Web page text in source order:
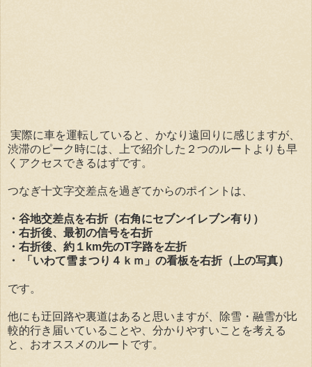
実際に車を運転していると、かなり遠回りに感じますが、
渋滞のピーク時には、上で紹介した２つのルートよりも早
くアクセスできるはずです。
つなぎ十文字交差点を過ぎてからのポイントは、
・谷地交差点を右折（右角にセブンイレブン有り）
・右折後、最初の信号を右折
・右折後、約１km先のT字路を左折
・ 「いわて雪まつり４ｋｍ」の看板を右折（上の写真）
です。
他にも迂回路や裏道はあると思いますが、除雪・融雪が比
較的行き届いていることや、分かりやすいことを考える
と、おオススメのルートです。